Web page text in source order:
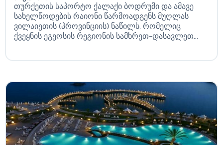
თურქეთის საპორტო ქალაქი ბოდრუმი და ამავე
სახელწოდების რაიონი წარმოადგენს მუღლას
ვილაიეთის (პროვინციის) ნაწილს, რომელიც
ქვეყნის ეგეოსის რეგიონის სამხრეთ-დასავლეთ...